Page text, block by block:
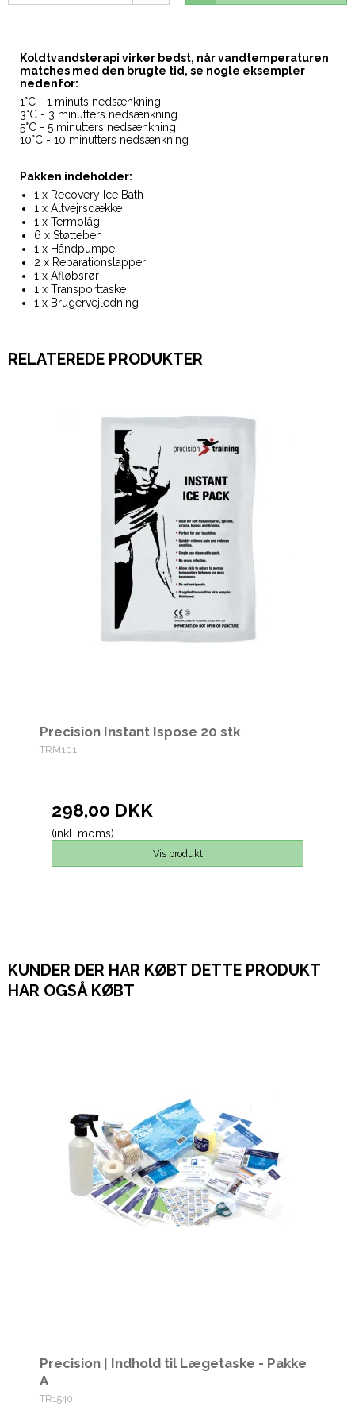
Koldtvandsterapi virker bedst, når vandtemperaturen
matches med den brugte tid, se nogle eksempler
nedenfor:
1°C - 1 minuts nedsænkning
3°C - 3 minutters nedsænkning
5°C - 5 minutters nedsænkning
10°C - 10 minutters nedsænkning
Pakken indeholder:
1 x Recovery Ice Bath
1 x Altvejrsdække
1 x Termolåg
6 x Støtteben
1 x Håndpumpe
2 x Reparationslapper
1 x Afløbsrør
1 x Transporttaske
1 x Brugervejledning
RELATEREDE PRODUKTER
Precision Instant Ispose 20 stk
TRM101
298,00 DKK
(inkl. moms)
Vis produkt
KUNDER DER HAR KØBT DETTE PRODUKT
HAR OGSÅ KØBT
Precision | Indhold til Lægetaske - Pakke
A
TR1540